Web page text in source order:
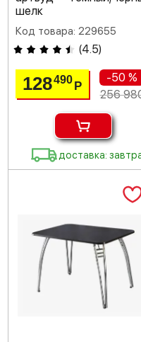
шелк
Код товара: 229655
(4.5)
128490Р
-50 %
256
доставка: